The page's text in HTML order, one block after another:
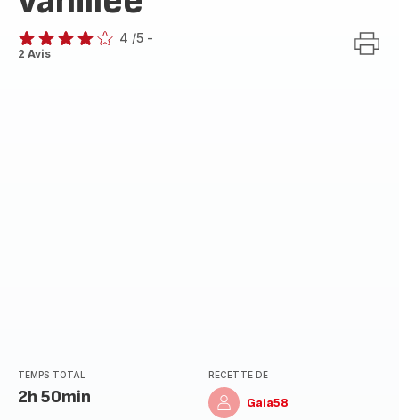
Avis
4 /5 -
2 Avis
TEMPS TOTAL
2h 50min
RECETTE DE
Gaia58